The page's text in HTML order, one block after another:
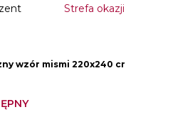
Strefa okazji
wzór mismi 220x240 cm